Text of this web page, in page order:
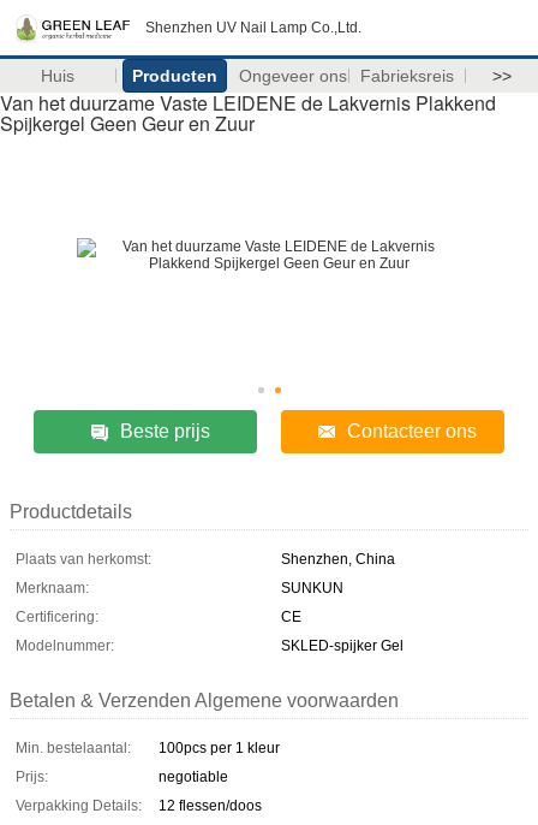
Shenzhen UV Nail Lamp Co.,Ltd.
Huis Producten Ongeveer ons Fabrieksreis >>
Van het duurzame Vaste LEIDENE de Lakvernis Plakkend
Spijkergel Geen Geur en Zuur
Beste prijs Contacteer ons
Productdetails
Plaats van herkomst:
Shenzhen, China
Merknaam:
SUNKUN
Certificering:
CE
Modelnummer:
SKLED-spijker Gel
Betalen & Verzenden Algemene voorwaarden
Min. bestelaantal:
100pcs per 1 kleur
Prijs:
negotiable
Verpakking Details:
12 flessen/doos